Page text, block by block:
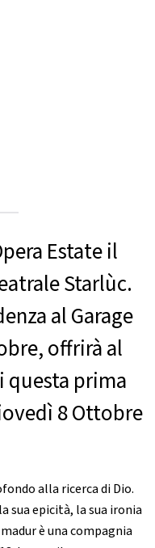
Estate il
Starlùc.
al Garage
offrirà al
prima
8 Ottobre
alla ricerca di Dio.
sua epicità, la sua ironia
è una compagnia